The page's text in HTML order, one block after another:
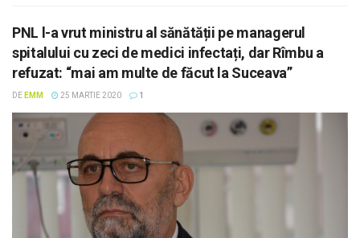
PNL l-a vrut ministru al sănătății pe managerul
spitalului cu zeci de medici infectați, dar Rîmbu a
refuzat: “mai am multe de făcut la Suceava”
DE EMM 25 MARTIE 2020 1